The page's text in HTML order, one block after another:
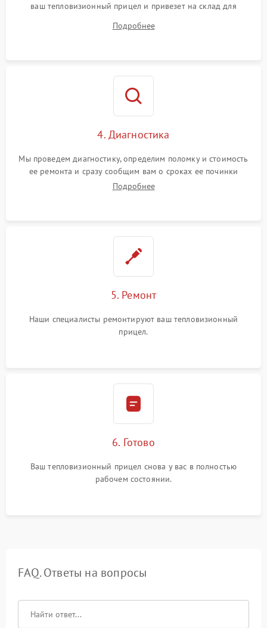
ваш тепловизионный прицел и привезет на склад для
Подробнее
4. Диагностика
Мы проведем диагностику, определим поломку и стоимость
ее ремонта и сразу сообщим вам о сроках ее починки
Подробнее
5. Ремонт
Наши специалисты ремонтируют ваш тепловизионный
прицел.
6. Готово
Ваш тепловизионный прицел снова у вас в полностью
рабочем состоянии.
FAQ. Ответы на вопросы